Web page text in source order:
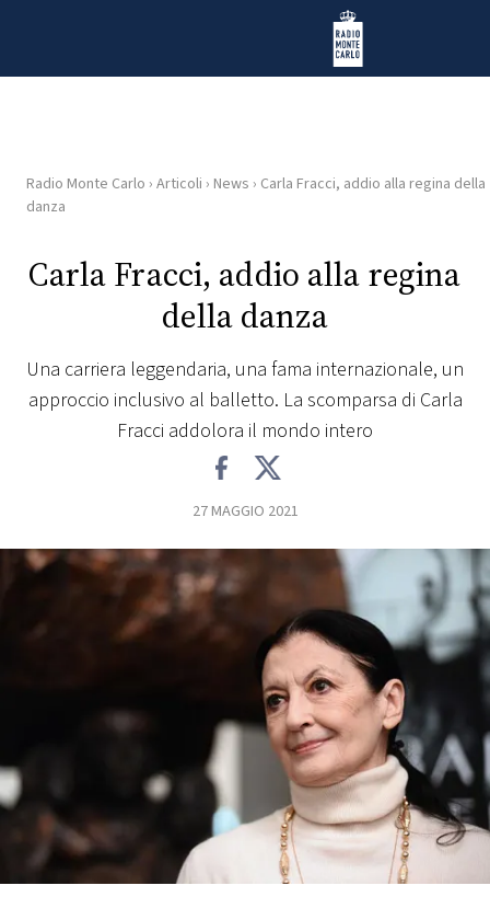
Radio Monte Carlo
HOME
RADIO
PLAYLIST
CONCORSI
TV
PRINCIPATO
DI
Radio Monte Carlo › Articoli › News › Carla Fracci, addio alla regina della
danza
Carla Fracci, addio alla regina
della danza
Una carriera leggendaria, una fama internazionale, un
approccio inclusivo al balletto. La scomparsa di Carla
Fracci addolora il mondo intero
27 MAGGIO 2021